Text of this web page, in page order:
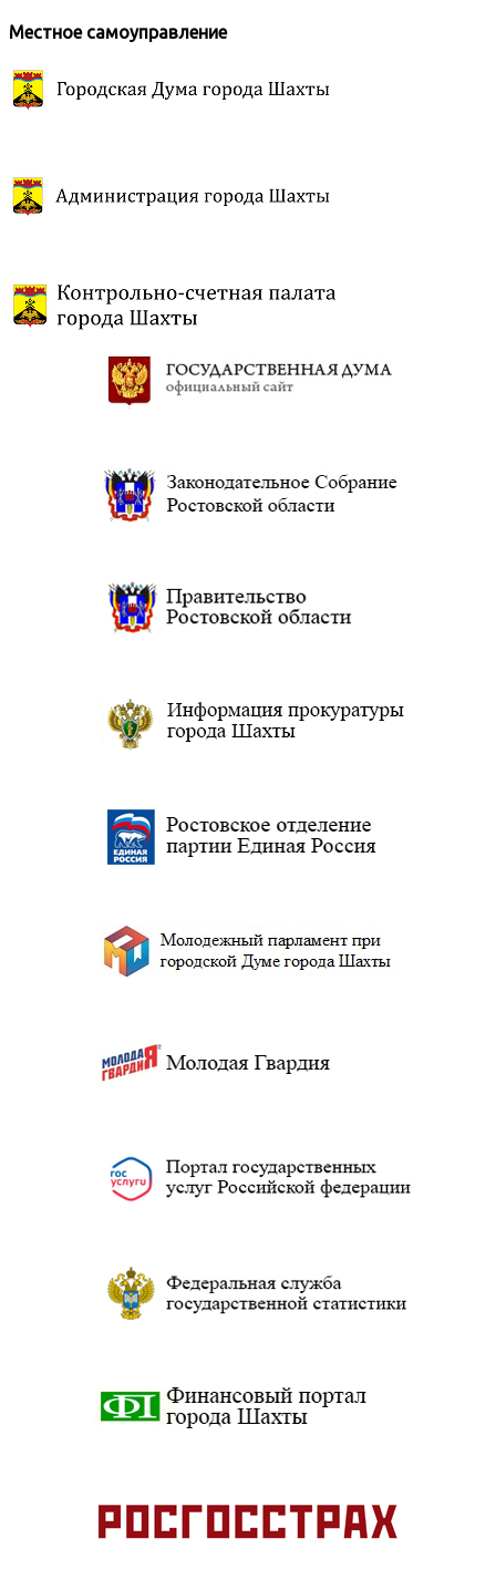
Местное самоуправление